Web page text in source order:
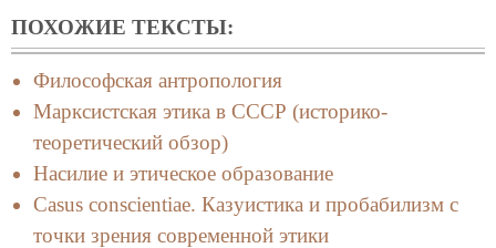
ПОХОЖИЕ ТЕКСТЫ:
Философская антропология
Марксистская этика в СССР (историко-
теоретический обзор)
Насилие и этическое образование
Casus conscientiae. Казуистика и пробабилизм с
точки зрения современной этики